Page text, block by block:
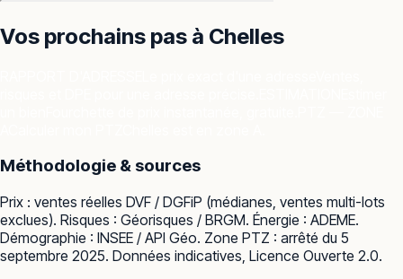
Vos prochains pas à Chelles
Méthodologie & sources
Prix : ventes réelles DVF / DGFiP (médianes, ventes multi-lots
exclues). Risques : Géorisques / BRGM. Énergie : ADEME.
Démographie : INSEE / API Géo. Zone PTZ : arrêté du 5
septembre 2025. Données indicatives, Licence Ouverte 2.0.